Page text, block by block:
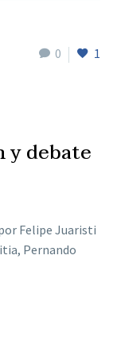
0 1
y debate
Felipe Juaristi
Pernando